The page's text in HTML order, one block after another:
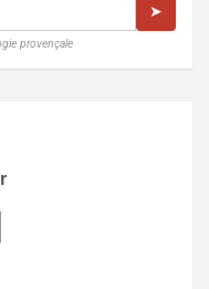
➤
provençale